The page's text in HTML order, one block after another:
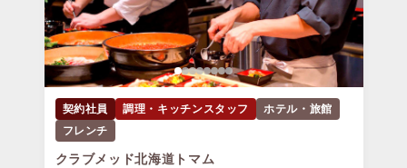
契約社員 調理・キッチンスタッフ
ホテル・旅館
フレンチ
クラブメッド北海道トマム